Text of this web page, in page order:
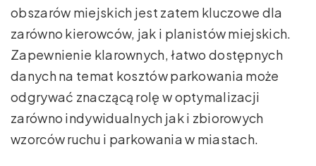
obszarów miejskich jest zatem kluczowe dla
zarówno kierowców, jak i planistów miejskich.
Zapewnienie klarownych, łatwo dostępnych
danych na temat kosztów parkowania może
odgrywać znaczącą rolę w optymalizacji
zarówno indywidualnych jak i zbiorowych
wzorców ruchu i parkowania w miastach.